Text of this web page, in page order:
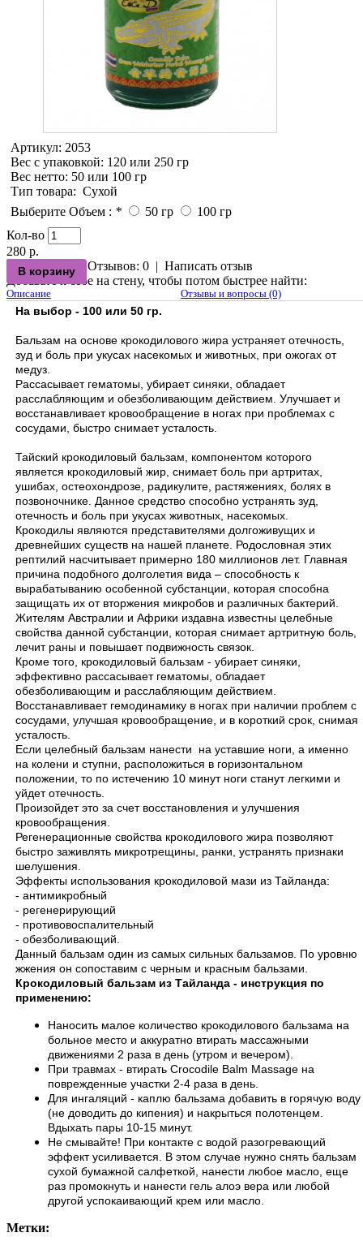
Артикул: 2053
Вес с упаковкой: 120 или 250 гр
Вес нетто: 50 или 100 гр
Тип товара: Сухой
Выберите Объем : * 50 гр
100 гр
Кол-во
280 р.
Отзывов: 0 | Написать отзыв
Добавьте к себе на стену, чтобы потом быстрее найти:
Описание Отзывы и вопросы (0)
На выбор - 100 или 50 гр.
Бальзам на основе крокодилового жира устраняет отечность,
зуд и боль при укусах насекомых и животных, при ожогах от
медуз.
Рассасывает гематомы, убирает синяки, обладает
расслабляющим и обезболивающим действием. Улучшает и
восстанавливает кровообращение в ногах при проблемах с
сосудами, быстро снимает усталость.
Тайский крокодиловый бальзам, компонентом которого
является крокодиловый жир, снимает боль при артритах,
ушибах, остеохондрозе, радикулите, растяжениях, болях в
позвоночнике. Данное средство способно устранять зуд,
отечность и боль при укусах животных, насекомых.
Крокодилы являются представителями долгоживущих и
древнейших существ на нашей планете. Родословная этих
рептилий насчитывает примерно 180 миллионов лет. Главная
причина подобного долголетия вида – способность к
вырабатыванию особенной субстанции, которая способна
защищать их от вторжения микробов и различных бактерий.
Жителям Австралии и Африки издавна известны целебные
свойства данной субстанции, которая снимает артритную боль,
лечит раны и повышает подвижность связок.
Кроме того, крокодиловый бальзам - убирает синяки,
эффективно рассасывает гематомы, обладает
обезболивающим и расслабляющим действием.
Восстанавливает гемодинамику в ногах при наличии проблем с
сосудами, улучшая кровообращение, и в короткий срок, снимая
усталость.
Если целебный бальзам нанести на уставшие ноги, а именно
на колени и ступни, расположиться в горизонтальном
положении, то по истечению 10 минут ноги станут легкими и
уйдет отечность.
Произойдет это за счет восстановления и улучшения
кровообращения.
Регенерационные свойства крокодилового жира позволяют
быстро заживлять микротрещины, ранки, устранять признаки
шелушения.
Эффекты использования крокодиловой мази из Тайланда:
- антимикробный
- регенерирующий
- противовоспалительный
- обезболивающий.
Данный бальзам один из самых сильных бальзамов. По уровню
жжения он сопоставим с черным и красным бальзами.
Крокодиловый бальзам из Тайланда - инструкция по
применению:
Наносить малое количество крокодилового бальзама на
больное место и аккуратно втирать массажными
движениями 2 раза в день (утром и вечером).
При травмах - втирать Crocodile Balm Massage на
поврежденные участки 2-4 раза в день.
Для ингаляций - каплю бальзама добавить в горячую воду
(не доводить до кипения) и накрыться полотенцем.
Вдыхать пары 10-15 минут.
Не смывайте! При контакте с водой разогревающий
эффект усиливается. В этом случае нужно снять бальзам
сухой бумажной салфеткой, нанести любое масло, еще
раз промокнуть и нанести гель алоэ вера или любой
другой успокаивающий крем или масло.
Метки: